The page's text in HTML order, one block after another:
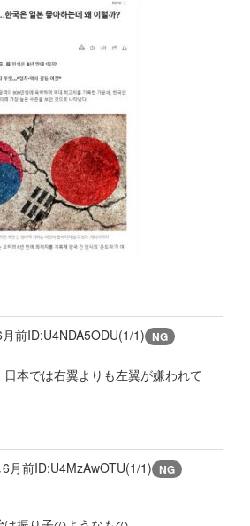
前ID:U4NDA5ODU(1/1) NG
本では右翼よりも左翼が嫌われて
6月前ID:U4MzAwOTU(1/1) NG